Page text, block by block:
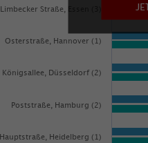
Limbecker Straße, Essen (3)
Poststraße, Hamburg (2)
Osterstraße, Hannover (1)
Königsallee, Düsseldorf (2)
Hauptstraße, Heidelberg (1)